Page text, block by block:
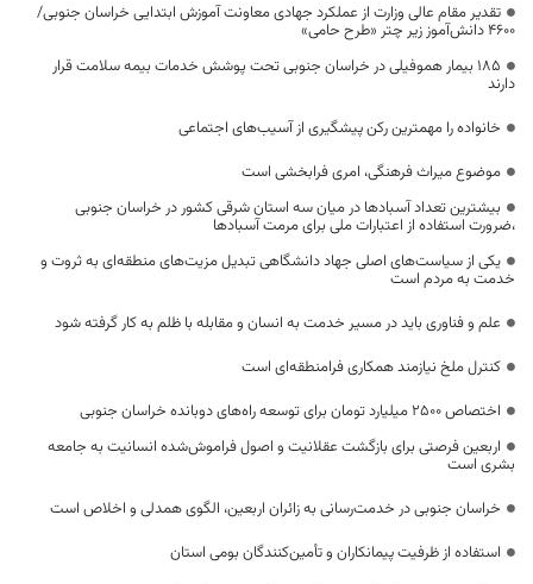
تقدیر مقام عالی وزارت از عملکرد جهادی معاونت آموزش ابتدایی خراسان جنوبی/
۴۶۰۰ دانش‌آموز زیر چتر «طرح حامی»
۱۸۵ بیمار هموفیلی در خراسان جنوبی تحت پوشش خدمات بیمه سلامت قرار
دارند
خانواده را مهمترین رکن پیشگیری از آسیب‌های اجتماعی
موضوع میراث فرهنگی، امری فرابخشی است
بیشترین تعداد آسبادها در میان سه استان شرقی کشور در خراسان جنوبی
،ضرورت استفاده از اعتبارات ملی برای مرمت آسبادها
یکی از سیاست‌های اصلی جهاد دانشگاهی تبدیل مزیت‌های منطقه‌ای به ثروت و
خدمت به مردم است
علم و فناوری باید در مسیر خدمت به انسان و مقابله با ظلم به کار گرفته شود
کنترل ملخ نیازمند همکاری فرامنطقه‌ای است
اختصاص 2500 میلیارد تومان برای توسعه راه‌های دوبانده خراسان جنوبی
اربعین فرصتی برای بازگشت عقلانیت و اصول فراموش‌شده انسانیت به جامعه
بشری است
خراسان جنوبی در خدمت‌رسانی به زائران اربعین، الگوی همدلی و اخلاص است
استفاده از ظرفیت پیمانکاران و تأمین‌کنندگان بومی استان